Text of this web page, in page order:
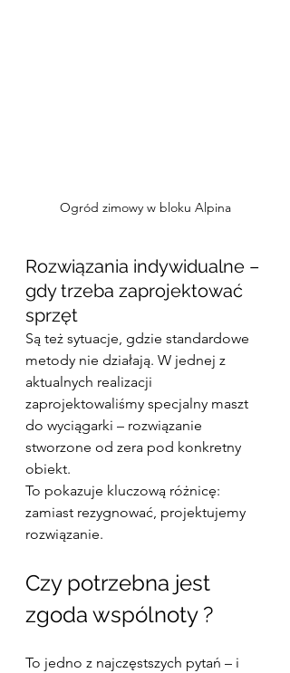
Ogród zimowy w bloku Alpina
Rozwiązania indywidualne –
gdy trzeba zaprojektować
sprzęt
Są też sytuacje, gdzie standardowe
metody nie działają. W jednej z
aktualnych realizacji
zaprojektowaliśmy specjalny maszt
do wyciągarki – rozwiązanie
stworzone od zera pod konkretny
obiekt.
To pokazuje kluczową różnicę:
zamiast rezygnować, projektujemy
rozwiązanie.
Czy potrzebna jest
zgoda wspólnoty ?
To jedno z najczęstszych pytań – i